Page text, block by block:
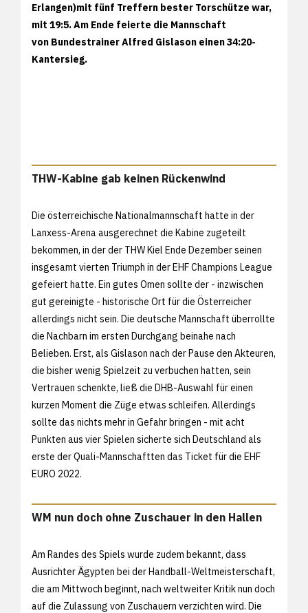
Erlangen)mit fünf Treffern bester Torschütze war,
mit 19:5. Am Ende feierte die Mannschaft
von Bundestrainer Alfred Gislason einen 34:20-
Kantersieg.
THW-Kabine gab keinen Rückenwind
Die österreichische Nationalmannschaft hatte in der
Lanxess-Arena ausgerechnet die Kabine zugeteilt
bekommen, in der der THW Kiel Ende Dezember seinen
insgesamt vierten Triumph in der EHF Champions League
gefeiert hatte. Ein gutes Omen sollte der - inzwischen
gut gereinigte - historische Ort für die Österreicher
allerdings nicht sein. Die deutsche Mannschaft überrollte
die Nachbarn im ersten Durchgang beinahe nach
Belieben. Erst, als Gislason nach der Pause den Akteuren,
die bisher wenig Spielzeit zu verbuchen hatten, sein
Vertrauen schenkte, ließ die DHB-Auswahl für einen
kurzen Moment die Züge etwas schleifen. Allerdings
sollte das nichts mehr in Gefahr bringen - mit acht
Punkten aus vier Spielen sicherte sich Deutschland als
erste der Quali-Mannschaftten das Ticket für die EHF
EURO 2022.
WM nun doch ohne Zuschauer in den Hallen
Am Randes des Spiels wurde zudem bekannt, dass
Ausrichter Ägypten bei der Handball-Weltmeisterschaft,
die am Mittwoch beginnt, nach weltweiter Kritik nun doch
auf die Zulassung von Zuschauern verzichten wird. Die